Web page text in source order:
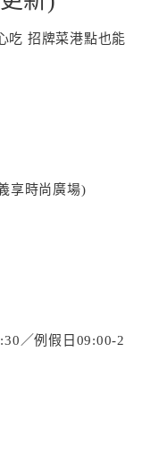
享時尚廣場)
／例假日09:00-2